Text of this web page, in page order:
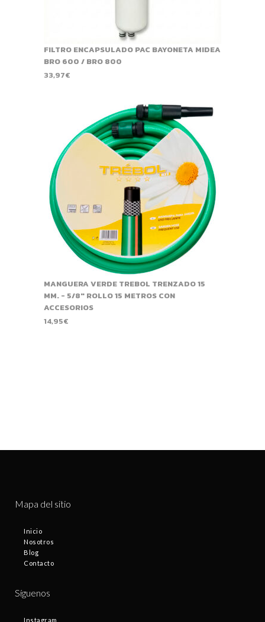
FILTRO ENCAPSULADO PAC BAYONETA MIDEA
BRO 600 / BRO 800
33,97€
MANGUERA VERDE TREBOL TRENZADO 15
MM. - 5/8" ROLLO 15 METROS CON
ACCESORIOS
14,95€
Mapa del sitio
Inicio
Nosotros
Blog
Contacto
Síguenos
Instagram